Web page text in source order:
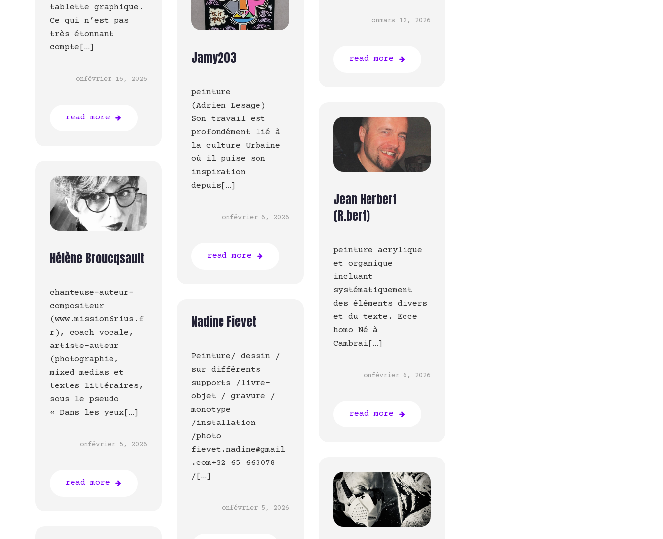
onmars 12, 2026
read more
tablette graphique.
Ce qui n’est pas
très étonnant
compte[…]
onfévrier 16, 2026
read more
Jamy203
peinture
(Adrien Lesage)
Son travail est
profondément lié à
la culture Urbaine
où il puise son
inspiration
depuis[…]
onfévrier 6, 2026
read more
Jean Herbert
(R.bert)
peinture acrylique
et organique
incluant
systématiquement
des éléments divers
et du texte. Ecce
homo Né à
Cambrai[…]
onfévrier 6, 2026
read more
Hélène Broucqsault
chanteuse-auteur-
compositeur
(www.mission6rius.f
r), coach vocale,
artiste-auteur
(photographie,
mixed medias et
textes littéraires,
sous le pseudo
« Dans les yeux[…]
onfévrier 5, 2026
read more
Nadine Fievet
Peinture/ dessin /
sur différents
supports /livre-
objet / gravure /
monotype
/installation
/photo
fievet.nadine@gmail
.com+32 65 663078
/[…]
onfévrier 5, 2026